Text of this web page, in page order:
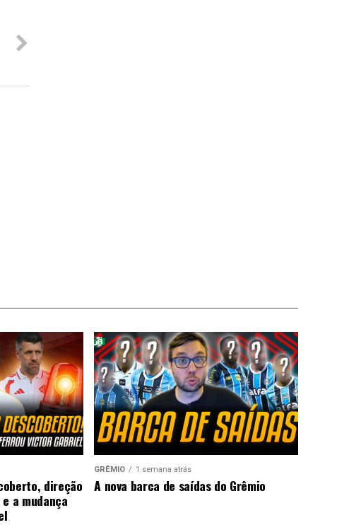
direção
a mudança
GRÊMIO 1 semana atrás
A nova barca de saídas do Grêmio